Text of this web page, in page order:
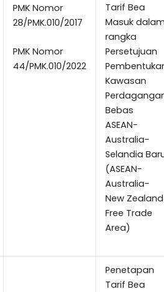
PMK Nomor
28/PMK.010/2017
PMK Nomor
44/PMK.010/2022
Tarif Bea
Masuk
rangka
Persetujuan
Kawasan
Bebas
ASEAN-
Australia-
Selandia
(ASEAN-
Australia-
New Zealand
Free Trade
Area)
Penetapan
Tarif Bea